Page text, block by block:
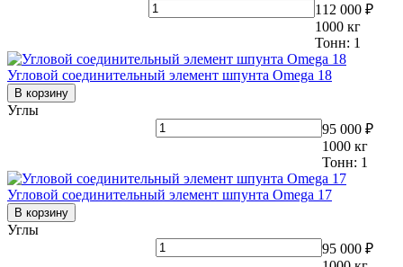
112 000 ₽
1000 кг
Тонн: 1
Угловой соединительный элемент шпунта Omega 18
В корзину
Углы
95 000 ₽
1000 кг
Тонн: 1
Угловой соединительный элемент шпунта Omega 17
В корзину
Углы
95 000 ₽